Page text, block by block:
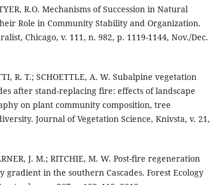
R.O. Mechanisms of Succession in Natural
Role in Community Stability and Organization.
Chicago, v. 111, n. 982, p. 1119-1144, Nov./Dec.
R. T.; SCHOETTLE, A. W. Subalpine vegetation
after stand-replacing fire: effects of landscape
on plant community composition, tree
Journal of Vegetation Science, Knivsta, v. 21,
J. M.; RITCHIE, M. W. Post-fire regeneration
gradient in the southern Cascades. Forest Ecology